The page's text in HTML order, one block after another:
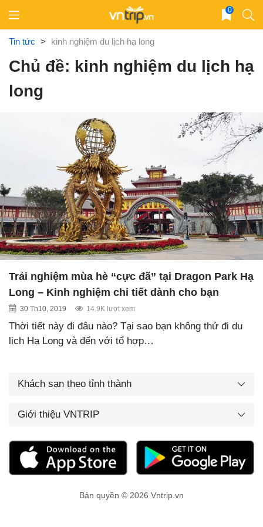
content
0
Tin tức > kinh nghiệm du lịch hạ long
Chủ đề: kinh nghiệm du lịch hạ
long
Trải nghiệm mùa hè “cực đã” tại Dragon Park Hạ
Long – Kinh nghiệm chi tiết dành cho bạn
30 Th10, 2019 14.9K lượt xem
Thời tiết này đi đâu nào? Tại sao bạn không thử đi du
lịch Hạ Long và đến với tổ hợp…
Khách sạn theo tỉnh thành
Giới thiệu VNTRIP
Bản quyền © 2026 Vntrip.vn